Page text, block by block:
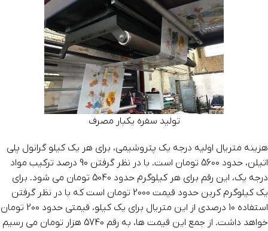
تولید سفره یکبار مصرف
هزینه متریال اولیه درجه یک پتروشیمی، برای هر یک کیلو گرانول پلی
اتیلن، حدود 5600 تومان است. با در نظر گرفتن 90 درصد ترکیب مواد
درجه یک، این رقم برای هر کیلوگرم حدود 5040 تومان می شود. برای
یک کیلوگرم کربن حدود قیمت 2000 تومان است که با در نظر گرفتن
استفاده 10 درصدی از این متریال برای یک کیلو، قیمتی حدود 200 تومان
خواهد داشت. از جمع این قیمت ها، به رقم 5740 هزار تومان می رسیم